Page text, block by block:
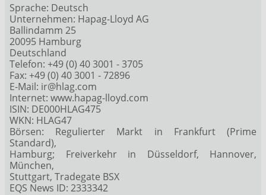
Sprache: Deutsch
Unternehmen: Hapag-Lloyd AG
Ballindamm 25
20095 Hamburg
Deutschland
Telefon: +49 (0) 40 3001 - 3705
Fax: +49 (0) 40 3001 - 72896
E-Mail: ir@hlag.com
Internet: www.hapag-lloyd.com
ISIN: DE000HLAG475
WKN: HLAG47
Börsen: Regulierter Markt in Frankfurt (Prime
Standard),
Hamburg; Freiverkehr in Düsseldorf, Hannover,
München,
Stuttgart, Tradegate BSX
EQS News ID: 2333342